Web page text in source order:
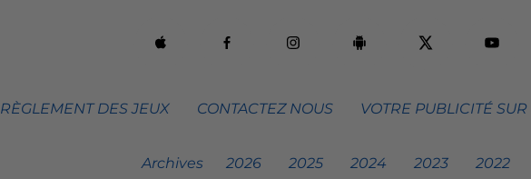
RÈGLEMENT DES JEUX CONTACTEZ NOUS VOTRE PUBLICITÉ
Archives 2026 2025 2024 2023 2022